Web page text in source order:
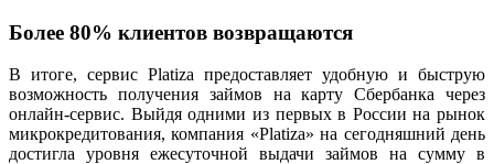
Более 80% клиентов возвращаются
В итоге, сервис Platiza предоставляет удобную и быструю
возможность получения займов на карту Сбербанка через
онлайн-сервис. Выйдя одними из первых в России на рынок
микрокредитования, компания «Platiza» на сегодняшний день
достигла уровня ежесуточной выдачи займов на сумму в